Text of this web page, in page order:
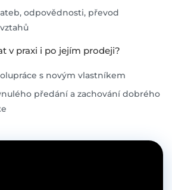
odpovědnosti, převod
v praxi i po jejím prodeji?
s novým vlastníkem
předání a zachování dobrého